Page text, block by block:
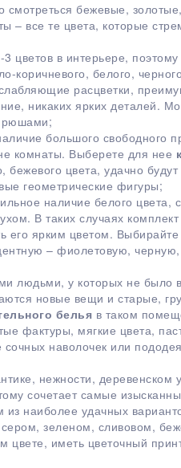
смотреться бежевые,
– все те цвета, которые
цветов в интерьере,
коричневого, белого,
расцветки,
никаких ярких деталей.
рюшами;
большого свободного
комнаты. Выберете для нее
бежевого цвета, удачно
геометрические фигуры;
наличие белого
В таких случаях
ярким цветом.
– фиолетовую,
людьми, у которых не было
новые вещи и старые,
белья в таком
фактуры, мягкие цвета,
наволочек или
нежности, деревенском
сочетает самые
наиболее удачных
зеленом, сливовом,
цвете, иметь цветочный